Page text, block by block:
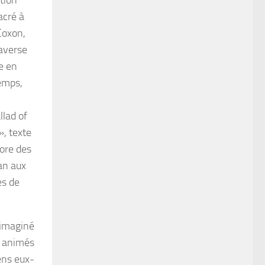
à
en
of
texte
des
aux
de
animés
eux-